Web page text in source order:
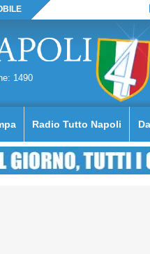
1490
Radio Tutto Napoli